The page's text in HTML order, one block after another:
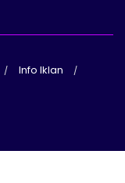
Info Iklan